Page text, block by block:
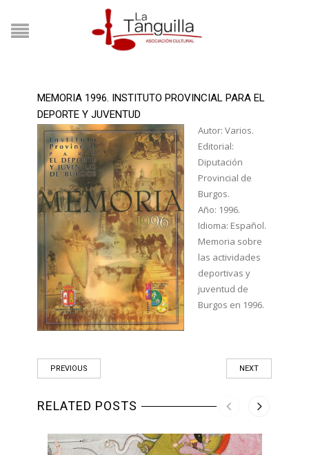
MEMORIA 1996. INSTITUTO PROVINCIAL PARA EL
DEPORTE Y JUVENTUD
Autor: Varios.
Editorial:
Diputación
Provincial de
Burgos.
Año: 1996.
Idioma: Español.
Memoria sobre
las actividades
deportivas y
juventud de
Burgos en 1996.
PREVIOUS NEXT
RELATED POSTS